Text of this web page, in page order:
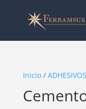
Inicio/ ADHESIVOS